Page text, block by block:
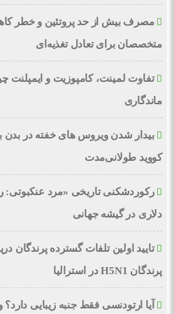
متخصصان برای تعادل تغذیه‌ای
تفاوت لمینت، کامپوزیت و ایمپلنت
ماندگاری
بیدار شدن ویروس‌ های خفته در بدن
کووید طولانی‌مدت
دلاری در گیشه جهانی
تایید اولین تلفات گسترده پرندگان
پرندگان H5N1 در استرالیا
آیا ارتودنسی فقط جنبه زیبایی